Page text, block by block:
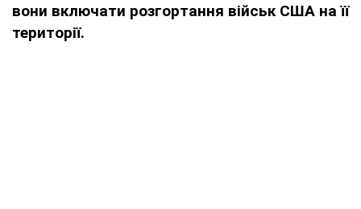
вони включати розгортання військ США на її
території.